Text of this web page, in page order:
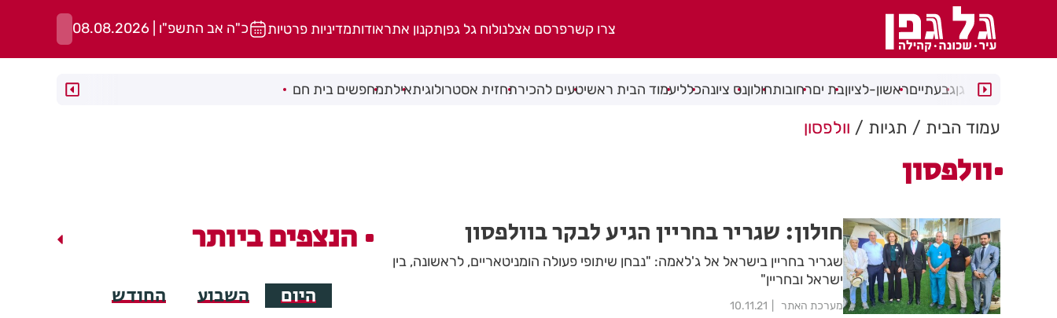
צרו קשרפרסם אצלנולוח גל גפןתקנון אתראודותמדיניות פרטיות כ"ה אב התשפ"ו | 08.08.2026
רמת גןגבעתייםראשון-לציוןבת יםרחובותחולוןנס ציונהכלליעמוד הבית ראשיטעים להכירתחזית אסטרולוגיתאילתמחפשים בית חם
עמוד הבית תגיות וולפסון
וולפסון
חולון: שגריר בחריין הגיע לבקר בוולפסון
שגריר בחריין בישראל אל ג'לאמה: "נבחן שיתופי פעולה הומניטאריים, לראשונה, בין
ישראל ובחריין"
מערכת האתר 10.11.21
הנצפים ביותר
היום השבוע החודש